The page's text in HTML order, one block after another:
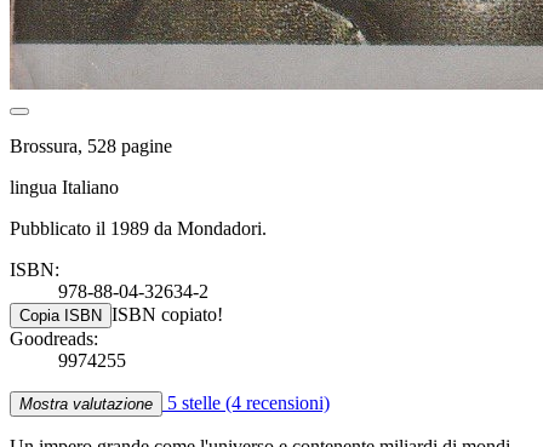
Brossura, 528 pagine
lingua Italiano
Pubblicato il 1989 da Mondadori.
ISBN:
978-88-04-32634-2
Copia ISBN ISBN copiato!
Goodreads:
9974255
Mostra valutazione 5 stelle (4 recensioni)